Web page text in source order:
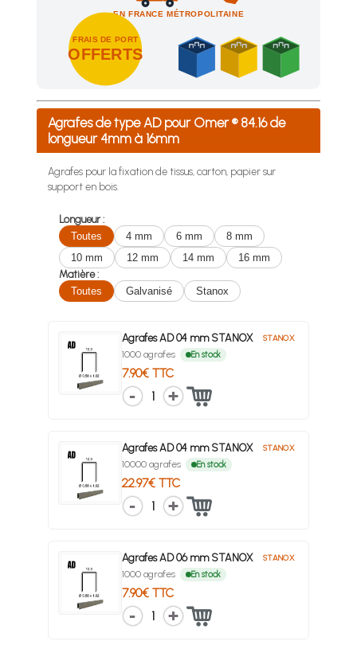
EN FRANCE MÉTROPOLITAINE
FRAIS DE PORT
OFFERTS
Achetez 4 sachets ou boîtes d'agrafes ou de pointes et
Agrafes de type AD pour Omer ® 84.16 de
longueur 4mm à 16mm
Agrafes pour la fixation de tissus, carton, papier sur
support en bois.
Longueur :
Toutes
4 mm 6 mm
8 mm
10 mm
12 mm 14 mm
16 mm
Matière :
Toutes
Galvanisé Stanox
Agrafes AD 04 mm STANOX STANOX
1000 agrafes En stock
7.90€ TTC
1
Agrafes AD 04 mm STANOX STANOX
10000 agrafes En stock
22.97€ TTC
1
Agrafes AD 06 mm STANOX STANOX
1000 agrafes En stock
7.90€ TTC
1